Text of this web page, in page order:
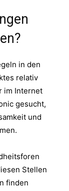
in den
relativ
im Internet
gesucht,
und
Stellen
finden